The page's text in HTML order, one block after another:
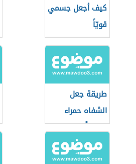
كيف أجعل جسمي
قويّاً
طريقة جعل
الشفاه حمراء
طبيعياً